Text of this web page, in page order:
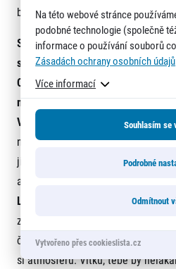
bude dál.
Seriál RunCzech má významný
společnost „rozběhala“ a lidí,
Co radíte lidem, kteří si vezmou do
maraton?
VÍT
: Poradil bych jim, aby to brali
není nějaká distance, která se dá
ji užili. Je potřeba se důkladně
aby z toho běžci měli větší zážitek
LUCIE
: Můžou si to užít i bez
závidím lidem, kteří neběží pro to,
čas, zastaví se na každé
si atmosféru. Vítku, tebe by
Na této webové stránce
podobné technologie (společně
informace o používání souborů
Zásadách ochrany osobních údajů
Více informací
Souhlasím se
Podrobné
Odmítnout
Vytvořeno přes cookieslista.cz